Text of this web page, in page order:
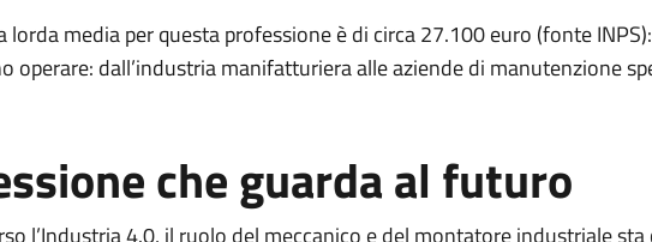
lorda media per questa professione è di circa 27.100 euro (fonte
operare: dall’industria manifatturiera alle aziende di manutenzione
che guarda al futuro